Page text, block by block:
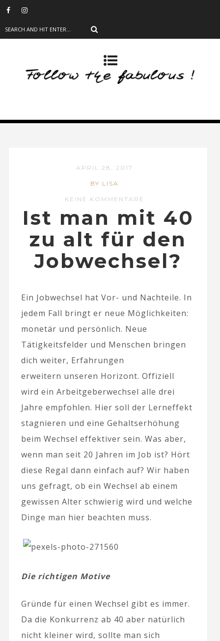
APRIL 28, 2017
BY LISA
KEINE KOMMENTARE
Ist man mit 40
zu alt für den
Jobwechsel?
Ein Jobwechsel hat Vor- und Nachteile. In
jedem Fall bringt er neue Möglichkeiten:
monetär und persönlich. Neue
Tätigkeitsfelder und Menschen bringen
dich weiter, Erfahrungen
erweitern unseren Horizont. Offiziell
wird ein Arbeitgeberwechsel alle drei
Jahre empfohlen. Hier soll der Lerneffekt
stagnieren und eine Gehaltserhöhung
beim Wechsel effektiver sein. Was aber,
wenn man seit 20 Jahren im Job ist? Hört
diese Regal dann einfach auf? Wir haben
uns gefragt, ob ein Wechsel ab einem
gewissen Alter schwierig wird und welche
Dinge man hier beachten muss.
Die richtigen Motive
Gründe für einen Wechsel gibt es immer.
Da die Konkurrenz ab 40 aber natürlich
nicht kleiner wird, sollte man sich